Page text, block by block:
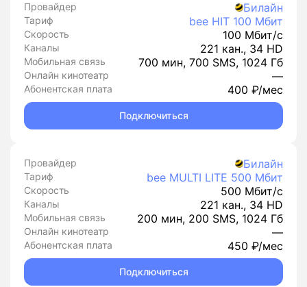
Провайдер Билайн
Тариф bee HIT 100 Мбит
Скорость 100 Мбит/с
Каналы 221 кан., 34 HD
Мобильная связь 700 мин, 700 SMS, 1024 Гб
Онлайн кинотеатр —
Абонентская плата 400 ₽/мес
Подключиться
Провайдер Билайн
Тариф bee MULTI LITE 500 Мбит
Скорость 500 Мбит/с
Каналы 221 кан., 34 HD
Мобильная связь 200 мин, 200 SMS, 1024 Гб
Онлайн кинотеатр —
Абонентская плата 450 ₽/мес
Подключиться